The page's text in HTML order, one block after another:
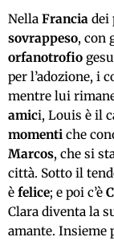
Nella Francia dei
sovrappeso, con
orfanotrofio
per l’adozione, i
mentre lui
amici, Louis è il
momenti che
Marcos, che si
città. Sotto il
è felice; e poi c’è
Clara diventa la
amante. Insieme